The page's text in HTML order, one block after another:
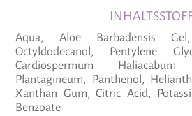
Aqua, Aloe Barbadensis
Octyldodecanol, Pentylene
Cardiospermum
Plantagineum, Panthenol,
Xanthan Gum, Citric Acid,
Benzoate